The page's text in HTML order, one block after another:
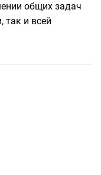
общих задач
так и всей